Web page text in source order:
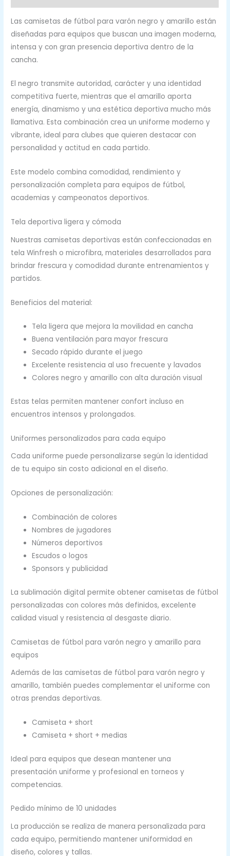
Las camisetas de fútbol para varón negro y amarillo están
diseñadas para equipos que buscan una imagen moderna,
intensa y con gran presencia deportiva dentro de la
cancha.
El negro transmite autoridad, carácter y una identidad
competitiva fuerte, mientras que el amarillo aporta
energía, dinamismo y una estética deportiva mucho más
llamativa. Esta combinación crea un uniforme moderno y
vibrante, ideal para clubes que quieren destacar con
personalidad y actitud en cada partido.
Este modelo combina comodidad, rendimiento y
personalización completa para equipos de fútbol,
academias y campeonatos deportivos.
Tela deportiva ligera y cómoda
Nuestras camisetas deportivas están confeccionadas en
tela Winfresh o microfibra, materiales desarrollados para
brindar frescura y comodidad durante entrenamientos y
partidos.
Beneficios del material:
Tela ligera que mejora la movilidad en cancha
Buena ventilación para mayor frescura
Secado rápido durante el juego
Excelente resistencia al uso frecuente y lavados
Colores negro y amarillo con alta duración visual
Estas telas permiten mantener confort incluso en
encuentros intensos y prolongados.
Uniformes personalizados para cada equipo
Cada uniforme puede personalizarse según la identidad
de tu equipo sin costo adicional en el diseño.
Opciones de personalización:
Combinación de colores
Nombres de jugadores
Números deportivos
Escudos o logos
Sponsors y publicidad
La sublimación digital permite obtener camisetas de fútbol
personalizadas con colores más definidos, excelente
calidad visual y resistencia al desgaste diario.
Camisetas de fútbol para varón negro y amarillo para
equipos
Además de las camisetas de fútbol para varón negro y
amarillo, también puedes complementar el uniforme con
otras prendas deportivas.
Camiseta + short
Camiseta + short + medias
Ideal para equipos que desean mantener una
presentación uniforme y profesional en torneos y
competencias.
Pedido mínimo de 10 unidades
La producción se realiza de manera personalizada para
cada equipo, permitiendo mantener uniformidad en
diseño, colores y tallas.